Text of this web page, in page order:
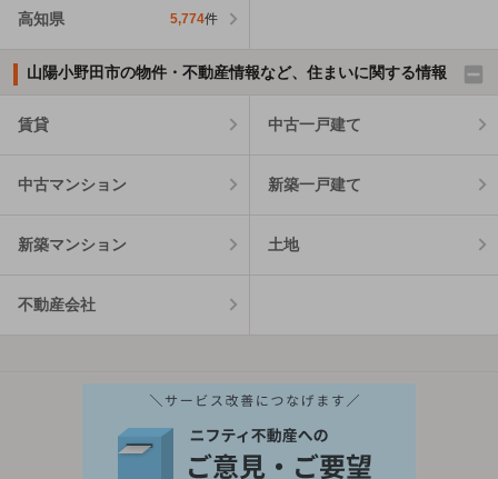
高知県 5,774件
山陽小野田市の物件・不動産情報など、住まいに関する情報
賃貸 中古一戸建て
中古マンション 新築一戸建て
新築マンション 土地
不動産会社